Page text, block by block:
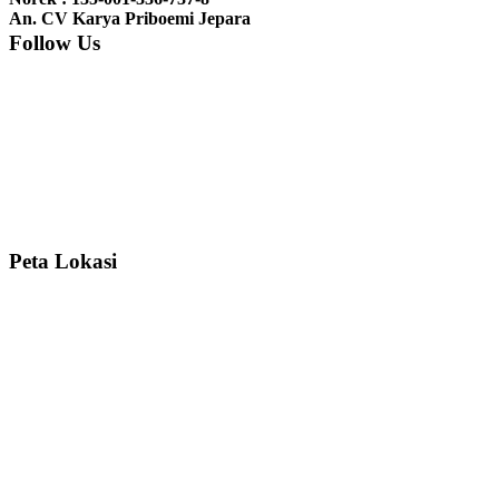
nyesel deh beli geby...
An. CV Karya Priboemi Jepara
Follow Us
Peta Lokasi